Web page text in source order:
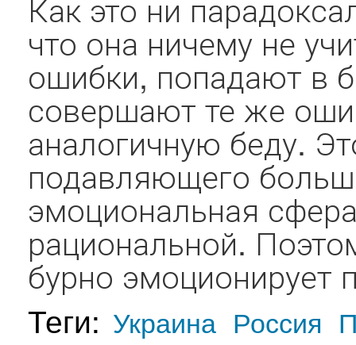
что она ничему не
ошибки, попадают в
совершают те же
аналогичную беду.
подавляющего
эмоциональная
рациональной.
бурно эмоционирует
Теги: Украина Россия